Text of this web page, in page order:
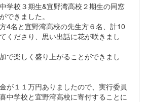
学校３期生&宜野湾高校２期生の同窓
できました。
4名と宜野湾高校の先生方６名、計10
くださり、思い出話に花が咲きまし
で楽しく盛り上がることができまし
が１１万円ありましたので、実行委員
中学校と宜野湾高校に寄付することに